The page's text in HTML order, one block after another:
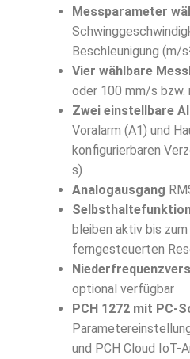
Messparameter
Beschleunigung (m/
Vier wählbare
oder 100 mm/s bzw.
Zwei einstellbare
Voralarm (A1) und
konfigurierbaren
s)
Analogausgang
bleiben aktiv bis
ferngesteuerten
optional verfügbar
PCH 1272 mit PC-
und PCH Cloud IoT-